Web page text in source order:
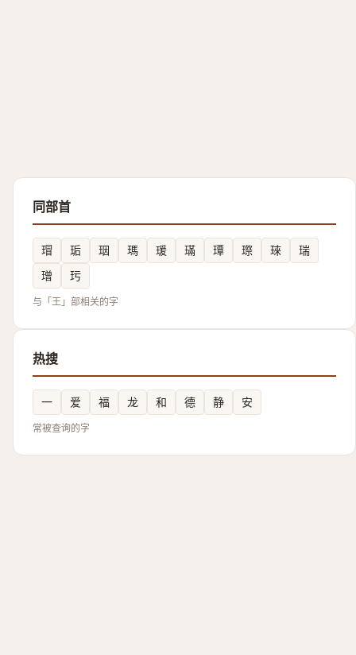
同部首
瑁 㻈 珚 瑪 瑗 璊 㻼 㻮 琜
瑞
璔
㺮
与「王」部相关的字
热搜
一 爱 福 龙 和 德 静 安
常被查询的字